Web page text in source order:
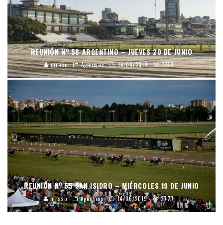
REUNIÓN Nº 56 ARGENTINO – JUEVES 20 DE JUNIO
mraso Agencias 14/06/2019 2248
REUNIÓN Nº 55 SAN ISIDRO – MIÉRCOLES 19 DE JUNIO
mraso Agencias 14/06/2019 2777